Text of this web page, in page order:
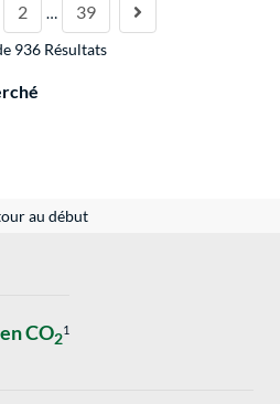
2 … 39
936 Résultats
au début
CO21